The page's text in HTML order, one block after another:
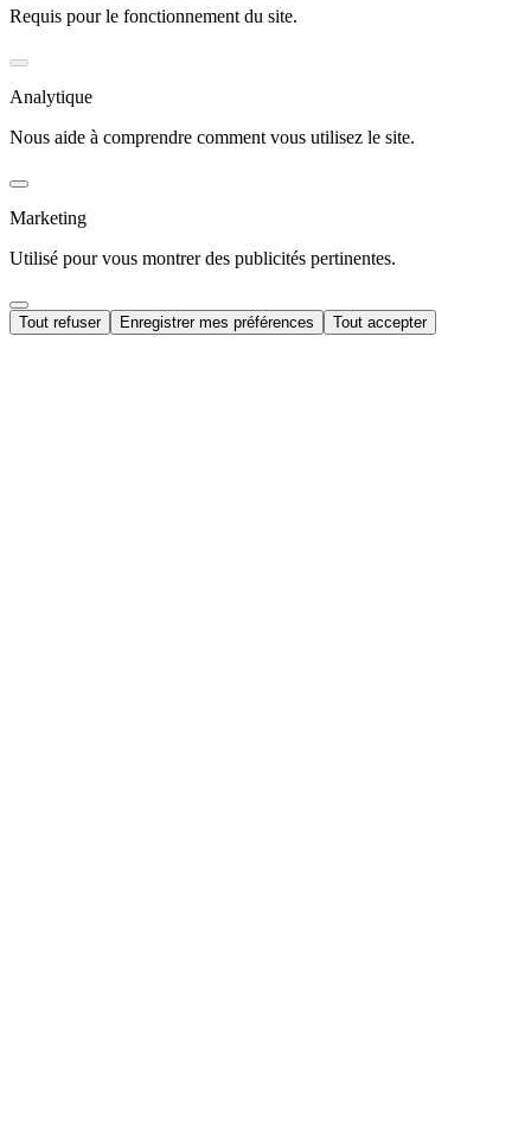
Requis pour le fonctionnement du site.
Analytique
Nous aide à comprendre comment vous utilisez le site.
Marketing
Utilisé pour vous montrer des publicités pertinentes.
Tout refuser Enregistrer mes préférences Tout accepter